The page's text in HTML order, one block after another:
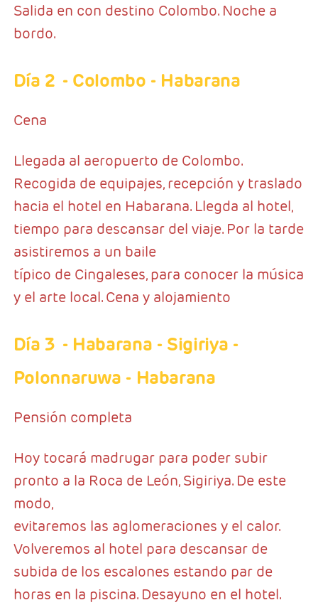
Salida en con destino Colombo. Noche a
bordo.
Día 2 - Colombo - Habarana
Cena
Llegada al aeropuerto de Colombo.
Recogida de equipajes, recepción y traslado
hacia el hotel en Habarana. Llegda al hotel,
tiempo para descansar del viaje. Por la tarde
asistiremos a un baile
típico de Cingaleses, para conocer la música
y el arte local. Cena y alojamiento
Día 3 - Habarana - Sigiriya -
Polonnaruwa - Habarana
Pensión completa
Hoy tocará madrugar para poder subir
pronto a la Roca de León, Sigiriya. De este
modo,
evitaremos las aglomeraciones y el calor.
Volveremos al hotel para descansar de
subida de los escalones estando par de
horas en la piscina. Desayuno en el hotel.